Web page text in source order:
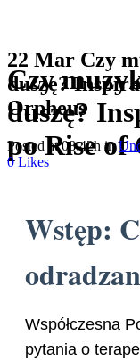
Czy
duszę?
po Rise of
22 Mar Czy
duszę?
Orpheus
Posted at 08:42h in
0Likes
Wstęp:
Współczesna
pytania o